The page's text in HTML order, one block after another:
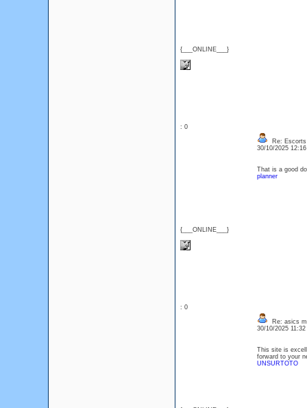
{___ONLINE___}
: 0
{___ONLINE___}
Re:
30/10/2025
That is a good
planner
: 0
Re: asics
30/10/2025
This site is
forward to your
UNSURTOTO